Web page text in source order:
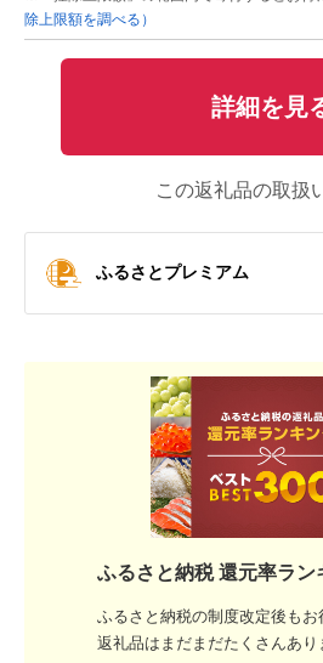
除上限額を調べる）
詳細を見
この返礼品の取扱
ふるさとプレミアム
ふるさと納税 還元率ラン
ふるさと納税の制度改定後もお
返礼品はまだまだたくさんあり